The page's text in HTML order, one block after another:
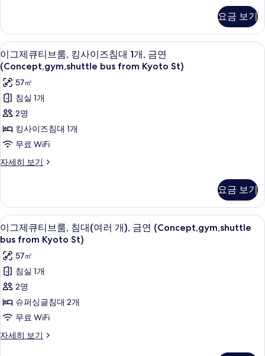
St)
사
진
모
두
보
기
금
연
(Concept,gym,shuttle
bus
from
Kyoto
St)
자
세
히
기
요금 보기
이
그
제
큐
티
브
룸,
킹
즈
침
대
개,
금
연
(Concept,gym,shuttle
bus
from
이그제큐티브룸, 킹사이즈침대 1개,
9
이그제큐티브룸, 킹사이즈침대 1개, 금연
(Concept,gym,shuttle bus from Kyoto St)
57㎡
침실 1개
2명
킹사이즈침대 1개
무료 WiFi
자세히 보기
이
티
브
룸,
킹
이
즈
침
대
금
연
(Concept,gym,shuttle
요금 보기
이
그
제
큐
티
브
룸,
침
이그제큐티브룸, 침대(여러 개), 금연
8
이그제큐티브룸, 침대(여러 개), 금연 (Concept,gym,shuttle
bus from Kyoto St)
57㎡
침실 1개
2명
슈퍼싱글침대 2개
무료 WiFi
자세히 보기
이